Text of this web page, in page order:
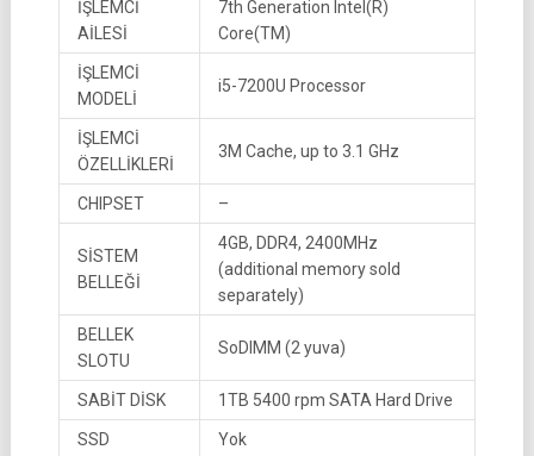
İŞLEMCİ
AİLESİ
7th Generation Intel(R)
Core(TM)
İŞLEMCİ
MODELİ
i5-7200U Processor
İŞLEMCİ
ÖZELLİKLERİ
3M Cache, up to 3.1 GHz
CHIPSET –
SİSTEM
BELLEĞİ
4GB, DDR4, 2400MHz
(additional memory sold
separately)
BELLEK
SLOTU
SoDIMM (2 yuva)
SABİT DİSK 1TB 5400 rpm SATA Hard Drive
SSD Yok